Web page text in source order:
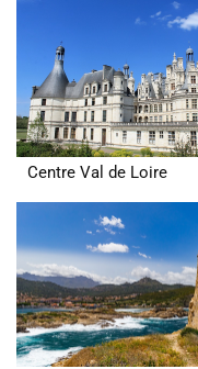
Centre Val de Loire